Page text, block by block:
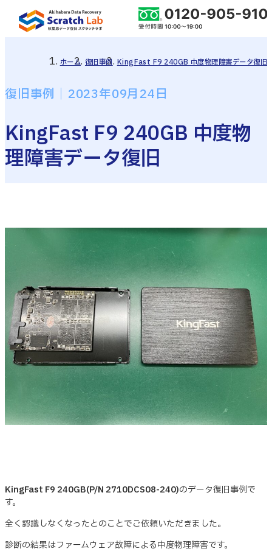
ホーム 復旧事例 KingFast F9 240GB 中度物理障害データ復旧
KingFast F9 240GB 中度物
理障害データ復旧
復旧事例｜2023年09月24日
KingFast F9 240GB(P/N 2710DCS08-240)のデータ復旧事例で
す。
全く認識しなくなったとのことでご依頼いただきました。
診断の結果はファームウェア故障による中度物理障害です。